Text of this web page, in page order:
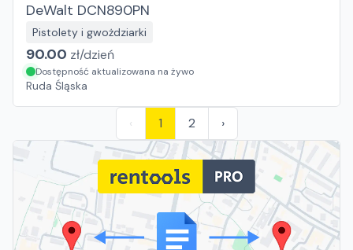
DeWalt DCN890PN
Pistolety i gwożdziarki
90.00 zł/dzień
Dostępność aktualizowana na żywo
Ruda Śląska
‹ 1 2 ›